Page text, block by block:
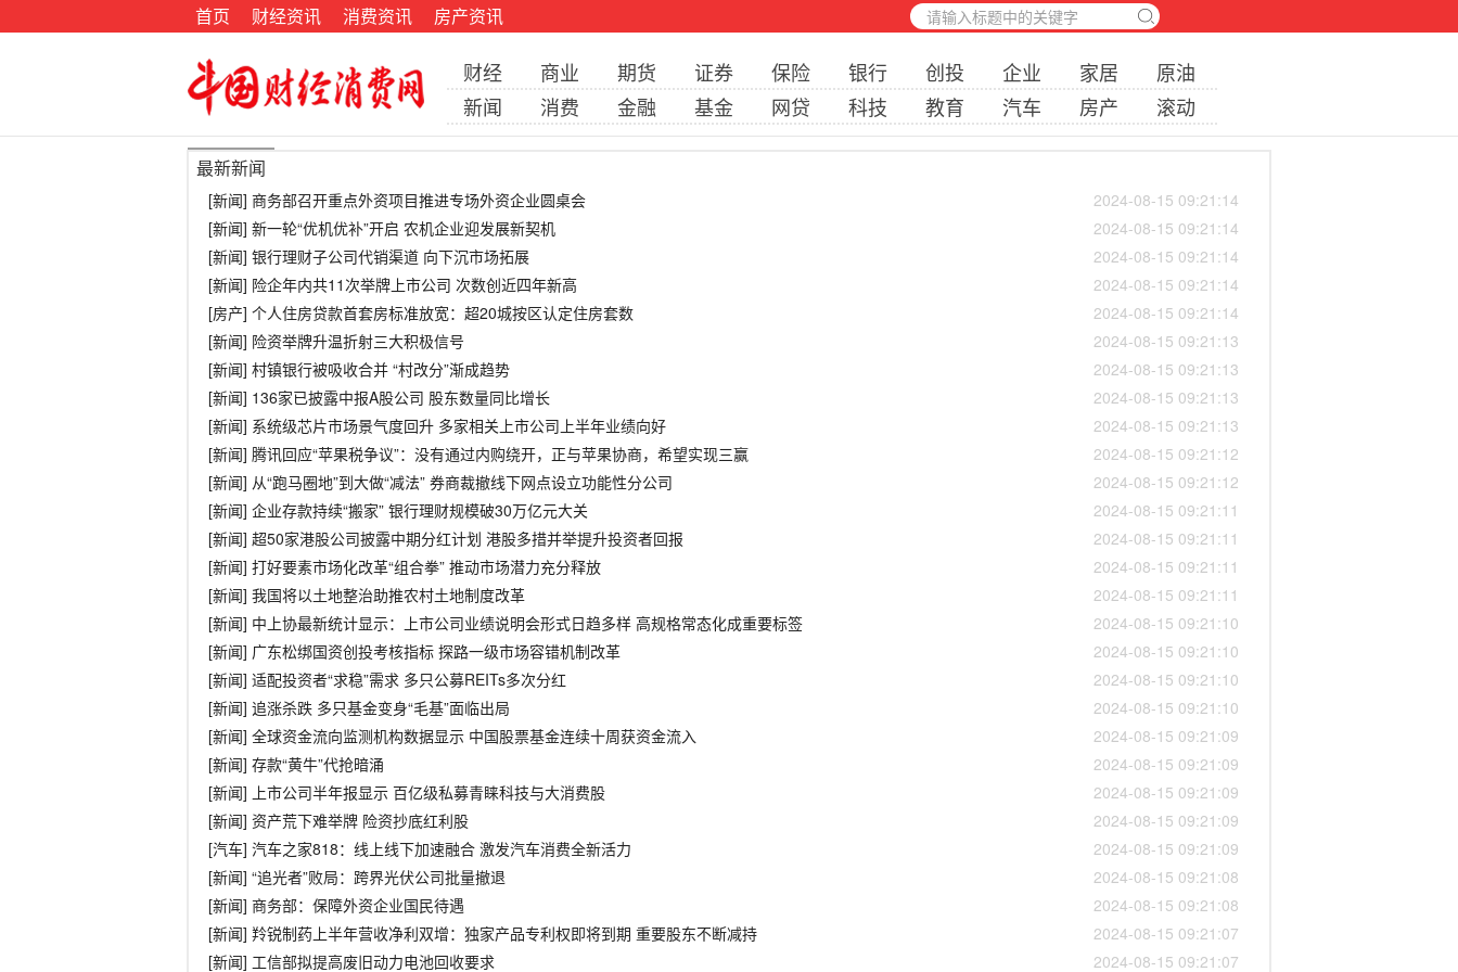
首页 财经资讯 消费资讯 房产资讯
财经 商业 期货 证券 保险 银行 创投 企业 家居
原油
新闻
消费 金融 基金 网贷 科技 教育 汽车 房产 滚动
最新新闻
[新闻] 商务部召开重点外资项目推进专场外资企业圆桌会
2024-08-15 09:21:14
[新闻] 新一轮“优机优补”开启 农机企业迎发展新契机
2024-08-15 09:21:14
[新闻] 银行理财子公司代销渠道 向下沉市场拓展
2024-08-15 09:21:14
[新闻] 险企年内共11次举牌上市公司 次数创近四年新高
2024-08-15 09:21:14
[房产] 个人住房贷款首套房标准放宽：超20城按区认定住房套数
2024-08-15 09:21:14
[新闻] 险资举牌升温折射三大积极信号
2024-08-15 09:21:13
[新闻] 村镇银行被吸收合并 “村改分”渐成趋势
2024-08-15 09:21:13
[新闻] 136家已披露中报A股公司 股东数量同比增长
2024-08-15 09:21:13
[新闻] 系统级芯片市场景气度回升 多家相关上市公司上半年业绩向好
2024-08-15 09:21:13
[新闻] 腾讯回应“苹果税争议”：没有通过内购绕开，正与苹果协商，希望实现三赢
2024-08-15 09:21:12
[新闻] 从“跑马圈地”到大做“减法” 券商裁撤线下网点设立功能性分公司
2024-08-15 09:21:12
[新闻] 企业存款持续“搬家” 银行理财规模破30万亿元大关
2024-08-15 09:21:11
[新闻] 超50家港股公司披露中期分红计划 港股多措并举提升投资者回报
2024-08-15 09:21:11
[新闻] 打好要素市场化改革“组合拳” 推动市场潜力充分释放
2024-08-15 09:21:11
[新闻] 我国将以土地整治助推农村土地制度改革
2024-08-15 09:21:11
[新闻] 中上协最新统计显示：上市公司业绩说明会形式日趋多样 高规格常态化成重要标签
2024-08-15 09:21:10
[新闻] 广东松绑国资创投考核指标 探路一级市场容错机制改革
2024-08-15 09:21:10
[新闻] 适配投资者“求稳”需求 多只公募REITs多次分红
2024-08-15 09:21:10
[新闻] 追涨杀跌 多只基金变身“毛基”面临出局
2024-08-15 09:21:10
[新闻] 全球资金流向监测机构数据显示 中国股票基金连续十周获资金流入
2024-08-15 09:21:09
[新闻] 存款“黄牛”代抢暗涌
2024-08-15 09:21:09
[新闻] 上市公司半年报显示 百亿级私募青睐科技与大消费股
2024-08-15 09:21:09
[新闻] 资产荒下难举牌 险资抄底红利股
2024-08-15 09:21:09
[汽车] 汽车之家818：线上线下加速融合 激发汽车消费全新活力
2024-08-15 09:21:09
[新闻] “追光者”败局：跨界光伏公司批量撤退
2024-08-15 09:21:08
[新闻] 商务部：保障外资企业国民待遇
2024-08-15 09:21:08
[新闻] 羚锐制药上半年营收净利双增：独家产品专利权即将到期 重要股东不断减持
2024-08-15 09:21:07
[新闻] 工信部拟提高废旧动力电池回收要求
2024-08-15 09:21:07